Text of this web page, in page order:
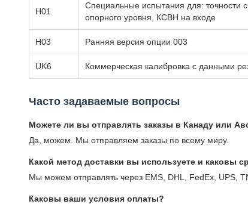
H01
Специальные испытания для: точности
опорного уровня, КСВН на входе
H03 Ранняя версия опции 003
UK6 Коммерческая калибровка с данными
Часто задаваемые вопросы
Можете ли вы отправлять заказы в Канаду или
Да, можем. Мы отправляем заказы по всему миру.
Какой метод доставки вы используете и каковы
Мы можем отправлять через EMS, DHL, FedEx, UPS,
Каковы ваши условия оплаты?